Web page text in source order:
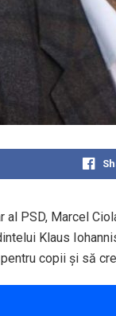
al PSD, Marcel
Klaus
copii şi să